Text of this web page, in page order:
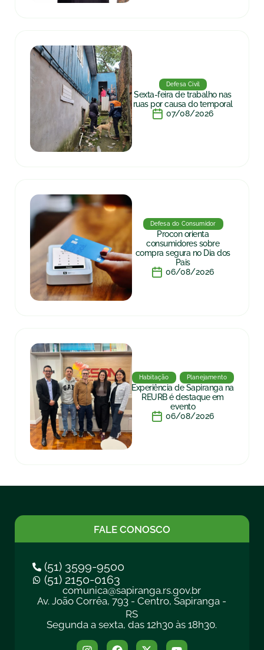
Defesa Civil
Sexta-feira de trabalho nas
ruas por causa do temporal
07/08/2026
Defesa do Consumidor
Procon orienta
consumidores sobre
compra segura no Dia dos
Pais
06/08/2026
Habitação Planejamento
Experiência de Sapiranga na
REURB é destaque em
evento
06/08/2026
FALE CONOSCO
(51) 3599-9500
(51) 2150-0163
comunica@sapiranga.rs.gov.br
Av. João Corrêa, 793 - Centro, Sapiranga -
RS
Segunda a sexta, das 12h30 às 18h30.